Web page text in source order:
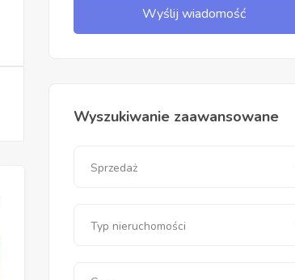
Wyślij wiadomość
Wyszukiwanie zaawansowane
Sprzedaż
Typ nieruchomości